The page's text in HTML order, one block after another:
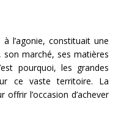
l’agonie, constituait une
son marché, ses matières
pourquoi, les grandes
ce vaste territoire. La
l’occasion d’achever